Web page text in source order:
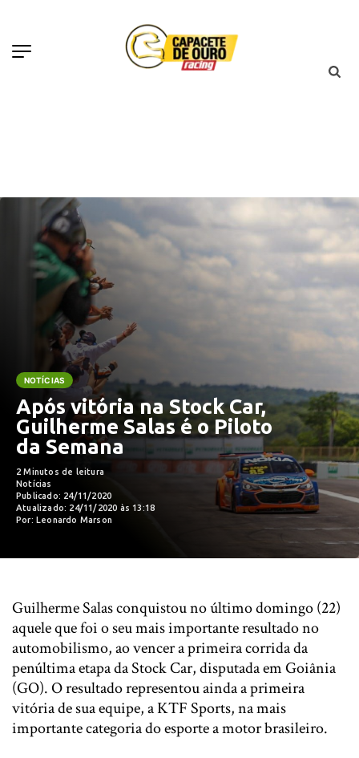
NOTÍCIAS
Após vitória na Stock Car,
Guilherme Salas é o Piloto
da Semana
2 Minutos de leitura
Notícias
Publicado: 24/11/2020
Atualizado: 24/11/2020 às 13:18
Por: Leonardo Marson
Guilherme Salas conquistou no último domingo (22)
aquele que foi o seu mais importante resultado no
automobilismo, ao vencer a primeira corrida da
penúltima etapa da Stock Car, disputada em Goiânia
(GO). O resultado representou ainda a primeira
vitória de sua equipe, a KTF Sports, na mais
importante categoria do esporte a motor brasileiro.